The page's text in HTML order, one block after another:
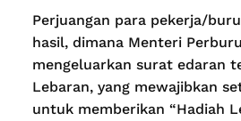
Perjuangan para pekerja/
hasil, dimana Menteri
mengeluarkan surat edaran
Lebaran, yang mewajibkan
untuk memberikan “Hadiah